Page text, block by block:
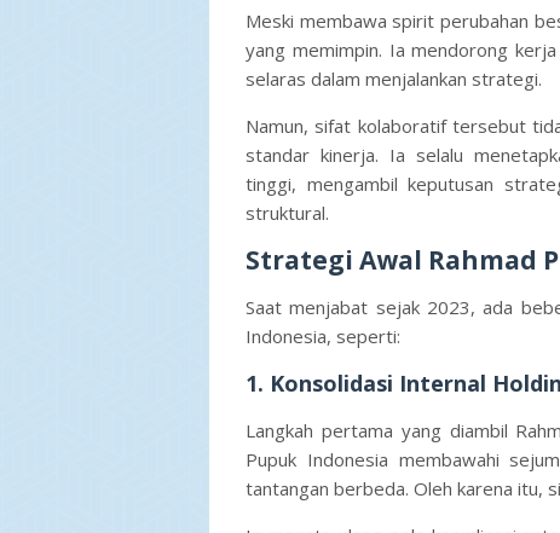
Meski membawa spirit perubahan
yang memimpin. Ia mendorong
selaras dalam menjalankan strategi.
Namun, sifat kolaboratif tersebut
standar kinerja. Ia selalu
tinggi, mengambil keputusan
struktural.
Strategi Awal Rahmad
Saat menjabat sejak 2023, ada
Indonesia, seperti:
1. Konsolidasi Internal
Langkah pertama yang diambil
Pupuk Indonesia membawahi
tantangan berbeda. Oleh karena itu,